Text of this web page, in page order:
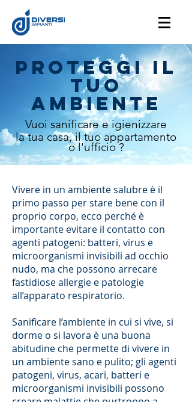
PROTEGGI IL
TUO
AMBIENTE
Vuoi sanificare e igienizzare
la tua casa, il tuoappartamento
o l'ufficio?
Vivere in un ambiente salubre è il
primo passo per stare bene con il
proprio corpo, ecco perché è
importante evitare il contatto con
agenti patogeni: batteri, virus e
microorganismi invisibili ad occhio
nudo, ma che possono arrecare
fastidiose allergie e patologie
all’apparato respiratorio.
Sanificare l’ambiente in cui si vive, si
dorme o si lavora è una buona
abitudine che permette di vivere in
un ambiente sano e pulito; gli agenti
patogeni, virus, acari, batteri e
microorganismi invisibili possono